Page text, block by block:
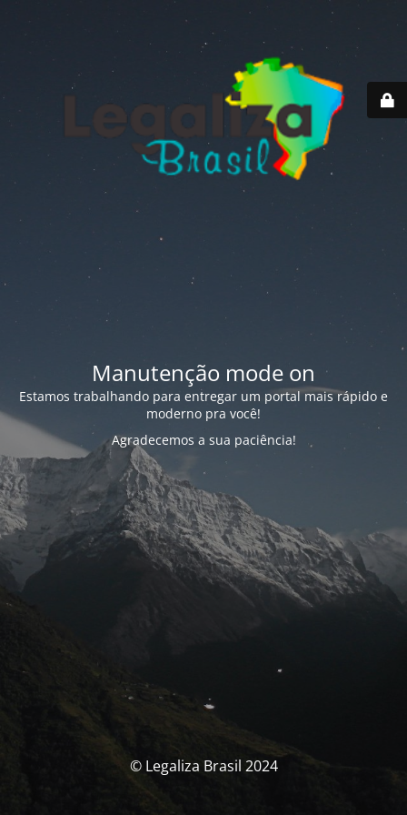
Manutenção mode on
Estamos trabalhando para entregar um portal mais rápido e
moderno pra você!
Agradecemos a sua paciência!
© Legaliza Brasil 2024